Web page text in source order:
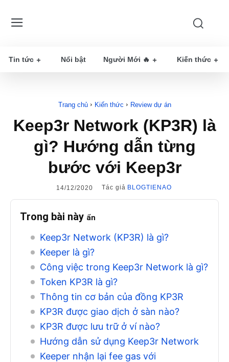
Tin tức Nổi bật Người Mới 🔥 Kiến thức
Trang chủ Kiến thức Review dự án
Keep3r Network (KP3R) là
gì? Hướng dẫn từng
bước với Keep3r
14/12/2020 Tác giả BLOGTIENAO
Trong bài này ẩn
Keep3r Network (KP3R) là gì?
Keeper là gì?
Công việc trong Keep3r Network là gì?
Token KP3R là gì?
Thông tin cơ bản của đồng KP3R
KP3R được giao dịch ở sàn nào?
KP3R được lưu trữ ở ví nào?
Hướng dẫn sử dụng Keep3r Network
Keeper nhận lại fee gas với